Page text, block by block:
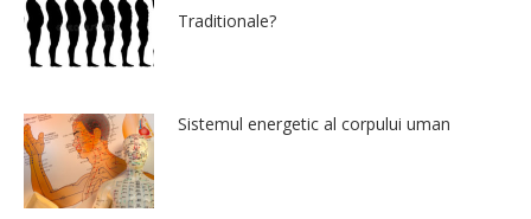
Traditionale?
Sistemul energetic al corpului uman